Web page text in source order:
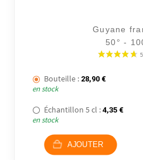
Guyane
50° -
Bouteille : 28,90 €
en stock
Échantillon 5 cl : 4,35 €
en stock
AJOUTER